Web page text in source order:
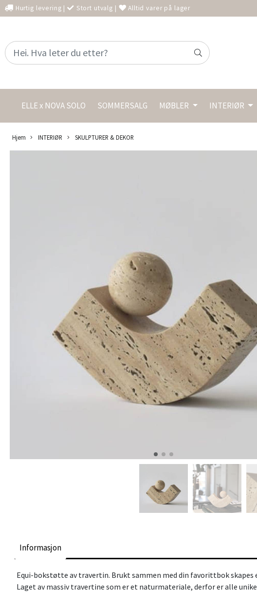
Hurtig levering | Stort utvalg | Alltid varer på lager
ELLE x NOVA SOLO SOMMERSALG MØBLER INTERIØR
Hjem INTERIØR SKULPTURER & DEKOR
Informasjon
Equi-bokstøtte av travertin. Brukt sammen med din favorittbok
Laget av massiv travertine som er et naturmateriale, derfor er alle